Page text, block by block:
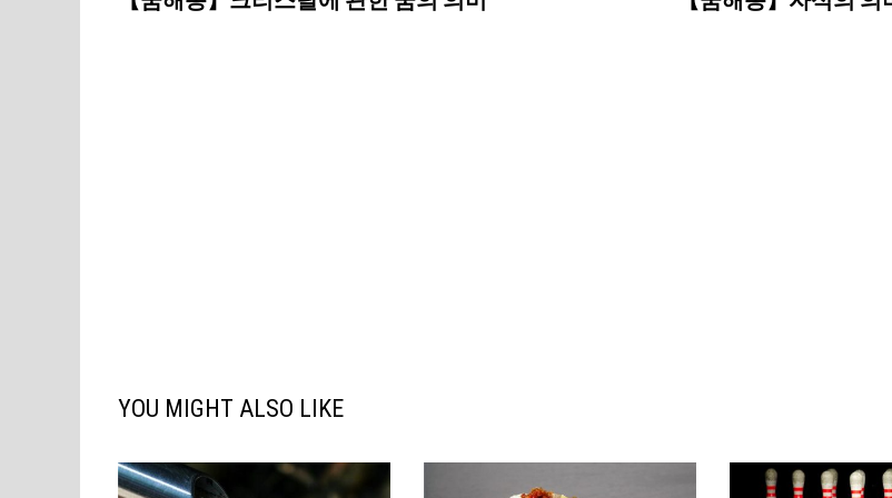
탐
YOU MIGHT ALSO LIKE